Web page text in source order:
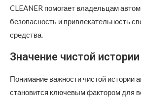
CLEANER помогает владельцам
безопасность и привлекательность
средства.
Значение чистой
Понимание важности чистой истории
становится ключевым фактором для